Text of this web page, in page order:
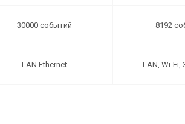
30000 событий 8192
LAN Ethernet LAN, Wi-Fi,
30000 событий 8192
LAN Ethernet LAN, Wi-Fi,